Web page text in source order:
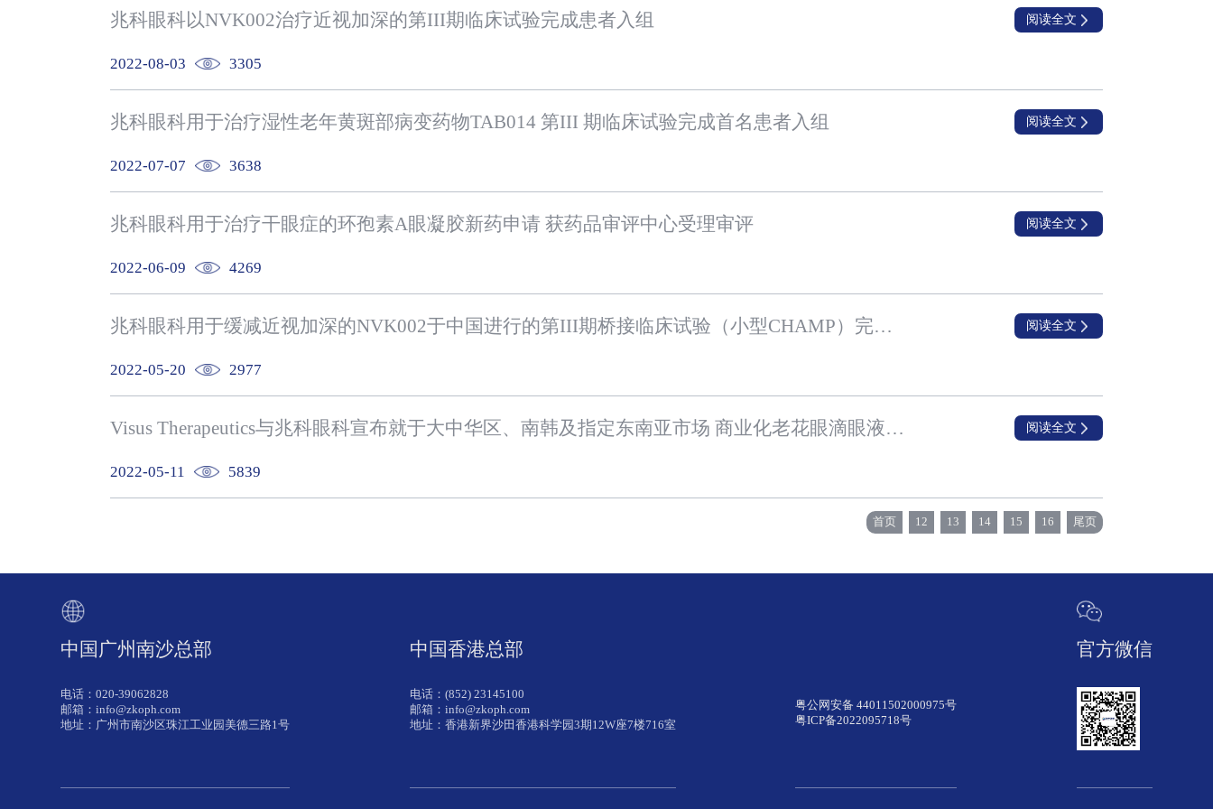
兆科眼科以NVK002治疗近视加深的第III期临床试验完成患者入组 阅读全文
2022-08-03 3305
兆科眼科用于治疗湿性老年黄斑部病变药物TAB014 第III 期临床试验完成首名患者入组 阅读全文
2022-07-07 3638
兆科眼科用于治疗干眼症的环孢素A眼凝胶新药申请 获药品审评中心受理审评 阅读全文
2022-06-09 4269
兆科眼科用于缓减近视加深的NVK002于中国进行的第III期桥接临床试验（小型CHAMP）完成首名患者入组 阅读全文
2022-05-20 2977
Visus Therapeutics与兆科眼科宣布就于大中华区、南韩及指定东南亚市场 商业化老花眼滴眼液BRIMOCHOL™ PF及CARBACHOL PF达成独家许可协议 阅读全文
2022-05-11 5839
首页 12 13 14 15 16 尾页
中国广州南沙总部
电话：020-39062828
邮箱：info@zkoph.com
地址：广州市南沙区珠江工业园美德三路1号
中国香港总部
电话：(852) 23145100
邮箱：info@zkoph.com
地址：香港新界沙田香港科学园3期12W座7楼716室
粤公网安备 44011502000975号
粤ICP备2022095718号
官方微信